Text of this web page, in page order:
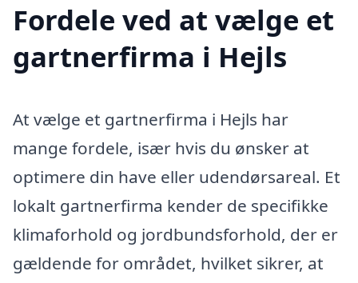
Fordele ved at vælge et
gartnerfirma i Hejls
At vælge et gartnerfirma i Hejls har
mange fordele, især hvis du ønsker at
optimere din have eller udendørsareal. Et
lokalt gartnerfirma kender de specifikke
klimaforhold og jordbundsforhold, der er
gældende for området, hvilket sikrer, at